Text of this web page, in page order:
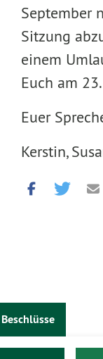
September
Sitzung
einem
Euch am
Euer
Kerstin,
Beschlüsse